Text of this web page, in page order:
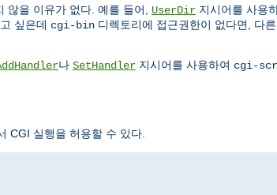
않을 이유가 없다. 예를 들어, UserDir 지시어를 사용
싶은데 cgi-bin 디렉토리에 접근권한이 없다면, 다
나 SetHandler 지시어를 사용하여 cgi-
CGI 실행을 허용할 수 있다.